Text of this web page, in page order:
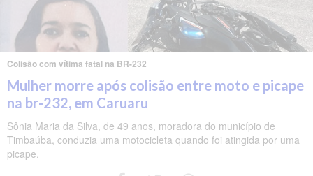
Colisão com vítima fatal na BR-232
Mulher morre após colisão entre moto e picape
na br-232, em Caruaru
Sônia Maria da Silva, de 49 anos, moradora do município de
Timbaúba, conduzia uma motocicleta quando foi atingida por uma
picape.